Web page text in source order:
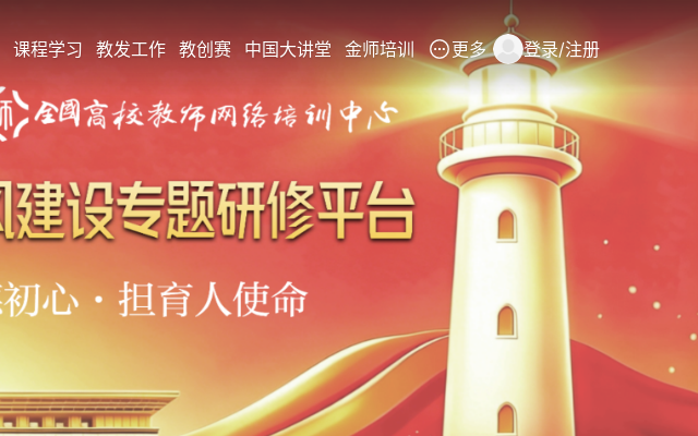
课程学习 教发工作 教创赛 中国大讲堂 金师培训 更多 登录/注册